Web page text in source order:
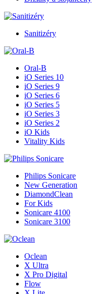
Sanitizéry
Oral-B
iO Series 10
iO Series 9
iO Series 6
iO Series 5
iO Series 3
iO Series 2
iO Kids
Vitality Kids
Philips Sonicare
New Generation
DiamondClean
For Kids
Sonicare 4100
Sonicare 3100
Oclean
X Ultra
X Pro Digital
Flow